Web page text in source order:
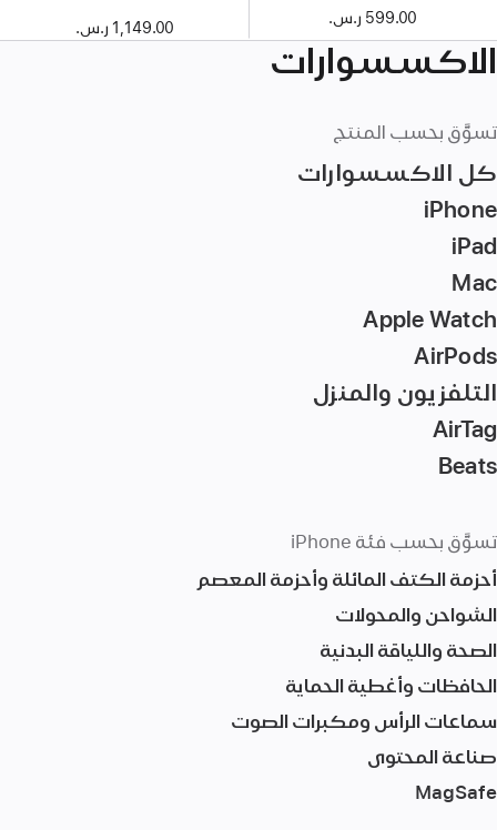
599.00 ر.س.‏
1,149.00 ر.س.‏
الاكسسوارات
تسوَّق بحسب المنتج
كل الاكسسوارات
iPhone
iPad
Mac‏
Apple Watch
AirPods
التلفزيون والمنزل
AirTag‏
Beats
تسوَّق بحسب فئة iPhone
أحزمة الكتف المائلة وأحزمة المعصم
الشواحن والمحولات
الصحة واللياقة البدنية
الحافظات وأغطية الحماية
سماعات الرأس ومكبرات الصوت
صناعة المحتوى
MagSafe‏